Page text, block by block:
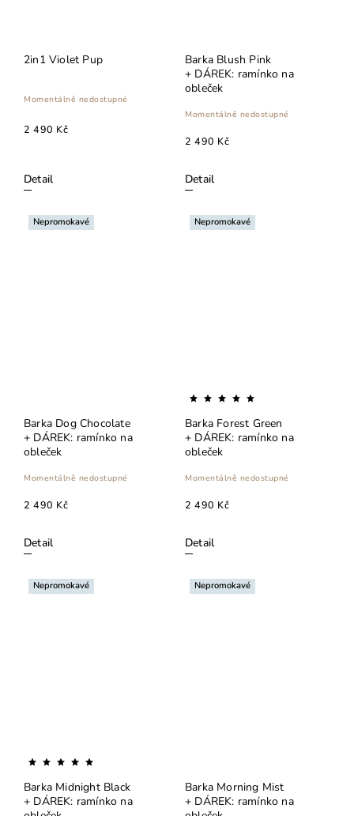
2in1 Violet Pup
Momentálně nedostupné
2 490 Kč
Detail
Barka Blush Pink
+ DÁREK: ramínko na
obleček
Momentálně nedostupné
2 490 Kč
Detail
Nepromokavé
Barka Dog Chocolate
+ DÁREK: ramínko na
obleček
Momentálně nedostupné
2 490 Kč
Detail
Nepromokavé
Barka Forest Green
+ DÁREK: ramínko na
obleček
Momentálně nedostupné
2 490 Kč
Detail
Nepromokavé
Barka Midnight Black
+ DÁREK: ramínko na
Nepromokavé
Barka Morning Mist
+ DÁREK: ramínko na